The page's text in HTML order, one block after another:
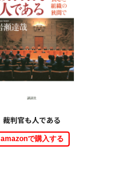
裁判官も人である
amazonで購入する